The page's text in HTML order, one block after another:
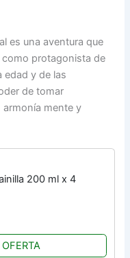
es una aventura que
como protagonista de
edad y de las
de tomar
mente y
200 ml x 4